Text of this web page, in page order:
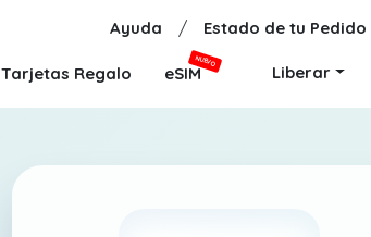
Ayuda / Estado de tu Pedido
Tarjetas Regalo eSIM
NUEVO
Liberar